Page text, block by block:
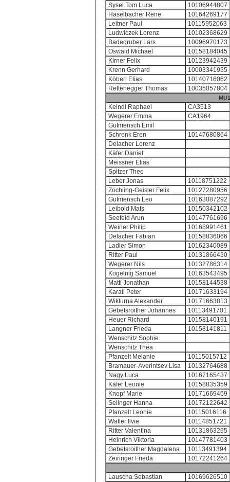
Sysel Tom Luca
10106944807
Haselbacher Rene
10164269177
Leitner Paul
10115952063
Ludwiczek Lorenz
10102368629
Badegruber Lars
10096970173
Oswald Michael
10158184045
Kirner Felix
10123942439
Krenn Gerhard
10003341935
Köberl Elias
10140716062
Rettenegger Thomas
10035057804
Keindl Raphael
CA3513
Wegerer Emma
CA1964
Gutmensch Emil
Schrenk Eren
10147680864
Delacher Lorenz
Käfer Daniel
Meissner Elias
Spitzer Theo
Leber Jonas
10118751222
Zöchling-Geisler Felix
10127280956
Gutmensch Leo
10163087292
Leibold Mats
10150342102
Seefeld Arun
10147761696
Weiner Philip
10168991461
Delacher Fabian
10158836066
Ladler Simon
10162340089
Ritter Paul
10131866430
Wegerer Nils
10132786314
Kogelnig Samuel
10163543495
Matti Jonathan
10158144538
Karall Peter
10171633194
Wikturna Alexander
10171663813
Gebetsroither Johannes
10113491701
Heuer Richard
10158140191
Langner Frieda
10158141811
Wenschitz Sophie
Wenschitz Thea
Pfanzelt Melanie
10115015712
Bramauer-Averintsev Lisa
10132764688
Nagy Luca
10167165437
Käfer Leonie
10158835359
Knopf Marie
10171669469
Selinger Hanna
10172122642
Pfanzelt Leonie
10115016116
Wafler Ilvie
10114851721
Ritter Valentina
10131863295
Heinrich Viktoria
10147781403
Gebetsroither Magdalena
10113491394
Zeiringer Frieda
10172241264
Lauscha Sebastian
10169626510